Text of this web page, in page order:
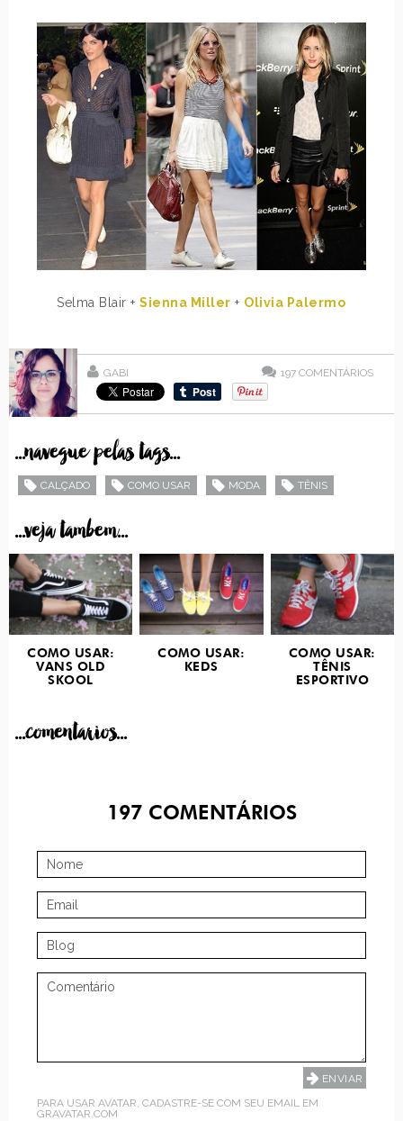
Selma Blair +Sienna Miller + Olivia Palermo
GABI 197 COMENTÁRIOS
...navegue pelas tags...
CALÇADO COMO USAR MODA TÊNIS
...veja tambem...
COMO USAR:
VANS OLD
SKOOL
COMO USAR:
KEDS
COMO USAR:
TÊNIS
ESPORTIVO
...comentarios...
197COMENTÁRIOS
PARA USAR AVATAR, CADASTRE-SE COM SEU EMAIL EM
GRAVATAR.COM